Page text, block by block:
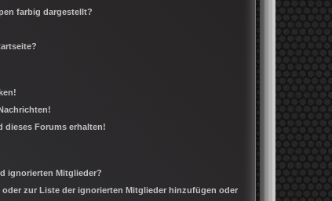
farbig dargestellt?
dieses Forums erhalten!
ignorierten Mitglieder?
zur Liste der ignorierten Mitglieder hinzufügen oder